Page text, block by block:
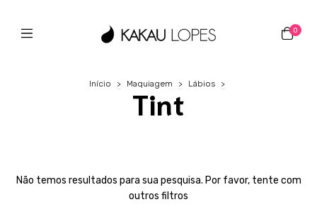
0
Início > Maquiagem > Lábios >
Tint
Não temos resultados para sua pesquisa. Por favor, tente com
outros filtros